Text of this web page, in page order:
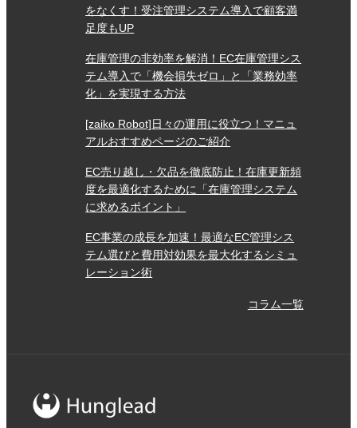
をなくす！受注管理システム導入で顧客満
足度もUP
在庫管理の非効率を解消！EC在庫管理シス
テム導入で「機会損失ゼロ」と「業務効率
化」を実現する方法
[zaiko Robot]日々の運用に役立つ！マニュ
アルおすすめページのご紹介
EC売り越し・欠品を徹底防止！在庫更新頻
度を最適化するために「在庫管理システム
に求めるポイント」
EC事業の成長を加速！最適なEC管理シス
テム選びと費用対効果を最大化するシミュ
レーション術
コラム一覧